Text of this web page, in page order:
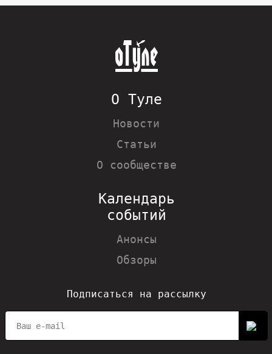
О Туле
Новости
Статьи
О сообществе
Календарь
событий
Анонсы
Обзоры
Подписаться на рассылку